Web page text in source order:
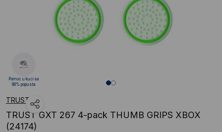
TRUST
TRUST GXT 267 4-pack THUMB GRIPS XBOX
(24174)
Pomoć u kući sa
88% popusta